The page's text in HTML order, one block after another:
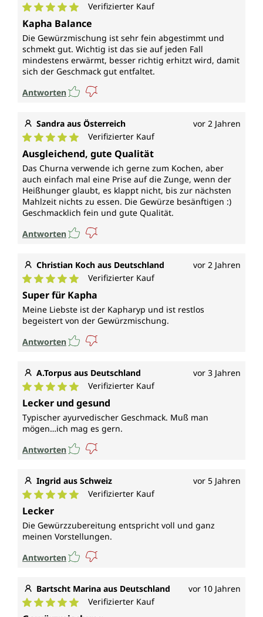
Durchschnittliche Bewertung von 5 von 5 Sternen
Verifizierter Kauf
Kapha Balance
Die Gewürzmischung ist sehr fein abgestimmt und
schmekt gut. Wichtig ist das sie auf jeden Fall
mindestens erwärmt, besser richtig erhitzt wird, damit
sich der Geschmack gut entfaltet.
Antworten
Sandra aus Österreich vor 2 Jahren
Durchschnittliche Bewertung von 5 von 5 Sternen
Verifizierter Kauf
Ausgleichend, gute Qualität
Das Churna verwende ich gerne zum Kochen, aber
auch einfach mal eine Prise auf die Zunge, wenn der
Heißhunger glaubt, es klappt nicht, bis zur nächsten
Mahlzeit nichts zu essen. Die Gewürze besänftigen :)
Geschmacklich fein und gute Qualität.
Antworten
Christian Koch aus Deutschland vor 2 Jahren
Durchschnittliche Bewertung von 5 von 5 Sternen
Verifizierter Kauf
Super für Kapha
Meine Liebste ist der Kapharyp und ist restlos
begeistert von der Gewürzmischung.
Antworten
A.Torpus aus Deutschland vor 3 Jahren
Durchschnittliche Bewertung von 5 von 5 Sternen
Verifizierter Kauf
Lecker und gesund
Typischer ayurvedischer Geschmack. Muß man
mögen…ich mag es gern.
Antworten
Ingrid aus Schweiz vor 5 Jahren
Durchschnittliche Bewertung von 5 von 5 Sternen
Verifizierter Kauf
Lecker
Die Gewürzzubereitung entspricht voll und ganz
meinen Vorstellungen.
Antworten
Bartscht Marina aus Deutschland vor 10 Jahren
Durchschnittliche Bewertung von 5 von 5 Sternen
Verifizierter Kauf